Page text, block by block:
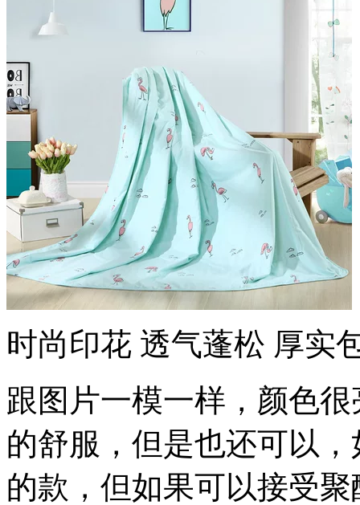
时尚印花 透气蓬松 厚实
跟图片一模一样，颜色
的舒服，但是也还可以
的款，但如果可以接受